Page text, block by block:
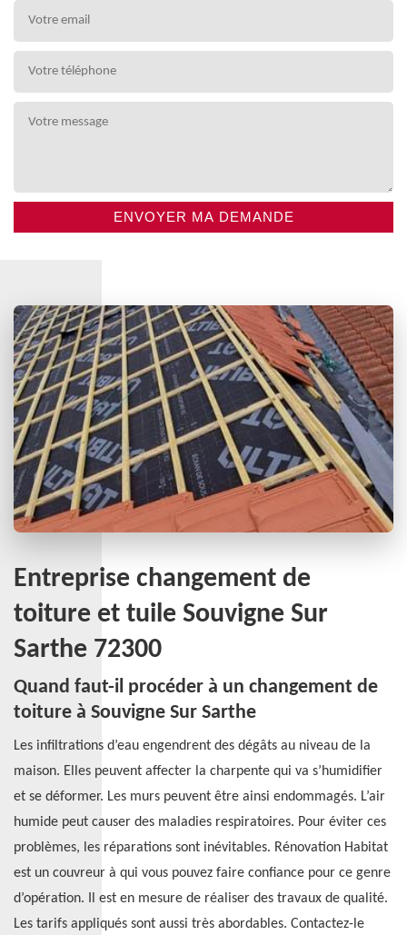
Entreprise changement de
toiture et tuile Souvigne Sur
Sarthe 72300
Quand faut-il procéder à un changement de
toiture à Souvigne Sur Sarthe
Les infiltrations d’eau engendrent des dégâts au niveau de la
maison. Elles peuvent affecter la charpente qui va s’humidifier
et se déformer. Les murs peuvent être ainsi endommagés. L’air
humide peut causer des maladies respiratoires. Pour éviter ces
problèmes, les réparations sont inévitables. Rénovation Habitat
est un couvreur à qui vous pouvez faire confiance pour ce genre
d’opération. Il est en mesure de réaliser des travaux de qualité.
Les tarifs appliqués sont aussi très abordables. Contactez-le